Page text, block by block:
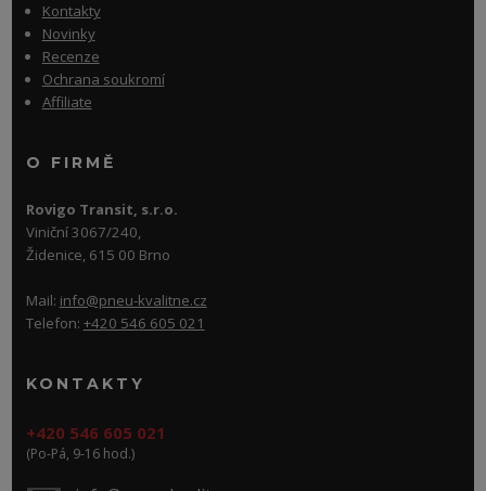
Kontakty
Novinky
Recenze
Ochrana soukromí
Affiliate
O FIRMĚ
Rovigo Transit, s.r.o.
Viniční 3067/240,
Židenice, 615 00 Brno
Mail: info@pneu-kvalitne.cz
Telefon: +420 546 605 021
KONTAKTY
+420 546 605 021
(Po-Pá, 9-16 hod.)